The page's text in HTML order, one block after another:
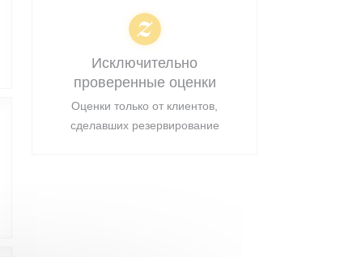
Исключительно
проверенные оценки
Оценки только от клиентов,
сделавших резервирование